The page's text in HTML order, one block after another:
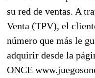
su red de ventas. A
Venta (TPV), el
número que más le
adquirir desde la
ONCE